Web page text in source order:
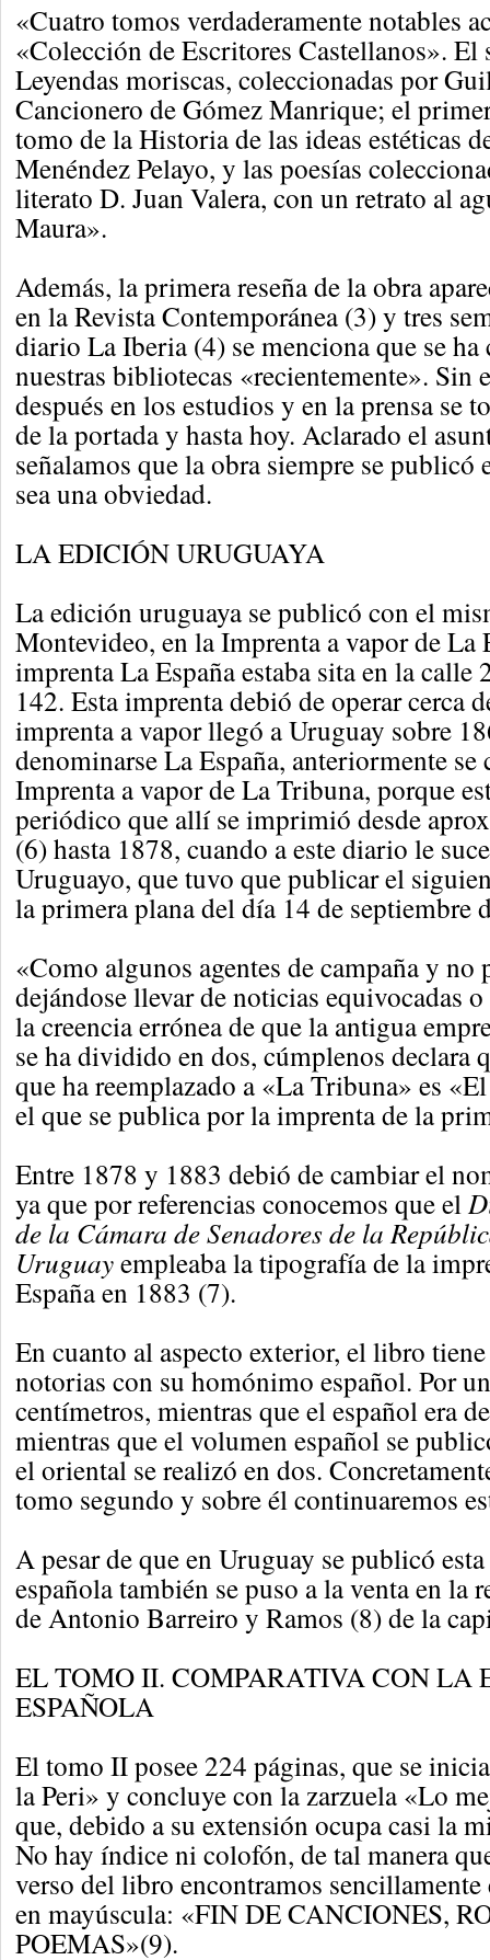
«Cuatro tomos verdaderamente notables
«Colección de Escritores Castellanos». El
Leyendas moriscas, coleccionadas por
Cancionero de Gómez Manrique; el
tomo de la Historia de las ideas estéticas
Menéndez Pelayo, y las poesías
literato D. Juan Valera, con un retrato al
Maura».
Además, la primera reseña de la obra
en la Revista Contemporánea (3) y tres
diario La Iberia (4) se menciona que se
nuestras bibliotecas «recientemente». Sin
después en los estudios y en la prensa se
de la portada y hasta hoy. Aclarado el
señalamos que la obra siempre se publicó
sea una obviedad.
LA EDICIÓN URUGUAYA
La edición uruguaya se publicó con el
Montevideo, en la Imprenta a vapor de La
imprenta La España estaba sita en la calle
142. Esta imprenta debió de operar cerca
imprenta a vapor llegó a Uruguay sobre
denominarse La España, anteriormente
Imprenta a vapor de La Tribuna, porque
periódico que allí se imprimió desde
(6) hasta 1878, cuando a este diario le
Uruguayo, que tuvo que publicar el
la primera plana del día 14 de septiembre
«Como algunos agentes de campaña y no
dejándose llevar de noticias equivocadas
la creencia errónea de que la antigua
se ha dividido en dos, cúmplenos declara
que ha reemplazado a «La Tribuna» es
el que se publica por la imprenta de la
Entre 1878 y 1883 debió de cambiar el
ya que por referencias conocemos que el
de la Cámara de Senadores de la
Uruguayempleaba la tipografía de la
España en 1883 (7).
En cuanto al aspecto exterior, el libro
notorias con su homónimo español. Por
centímetros, mientras que el español era
mientras que el volumen español se
el oriental se realizó en dos.
tomo segundo y sobre él continuaremos
A pesar de que en Uruguay se publicó
española también se puso a la venta en la
de Antonio Barreiro y Ramos (8) de la
EL TOMO II. COMPARATIVA CON LA
ESPAÑOLA
El tomo II posee 224 páginas, que se
la Peri» y concluye con la zarzuela «Lo
que, debido a su extensión ocupa casi la
No hay índice ni colofón, de tal manera
verso del libro encontramos sencillamente
en mayúscula: «FIN DE CANCIONES,
POEMAS»(9).